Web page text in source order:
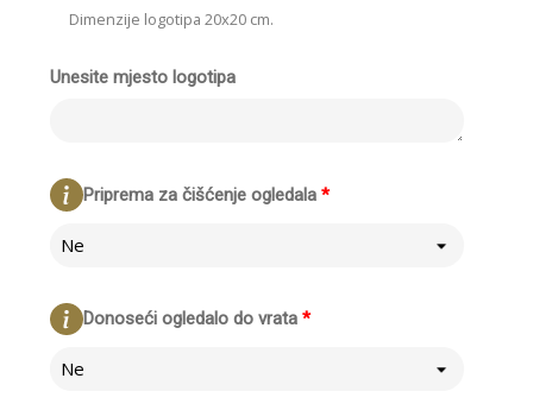
Dimenzije logotipa 20x20 cm.
Unesite mjesto logotipa
*
Priprema za čišćenje ogledala
Ne
*
Donoseći ogledalo do vrata
Ne